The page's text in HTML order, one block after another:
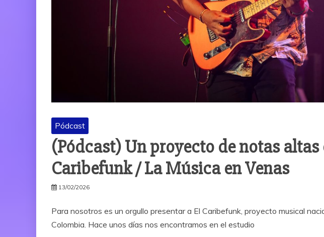
Pódcast
(Pódcast) Un proyecto de notas altas
Caribefunk / La Música en Venas
13/02/2026
Para nosotros es un orgullo presentar a El Caribefunk, proyecto musical
Colombia. Hace unos días nos encontramos en el estudio